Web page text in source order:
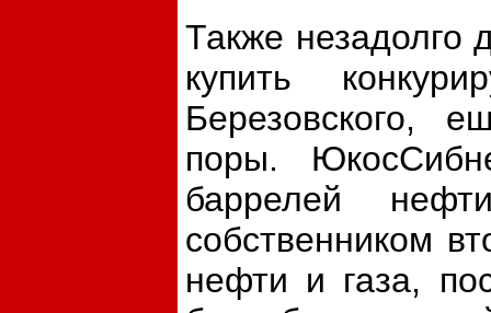
Также незадолго
купить
Березовского,
поры.
баррелей
собственником
нефти и газа,